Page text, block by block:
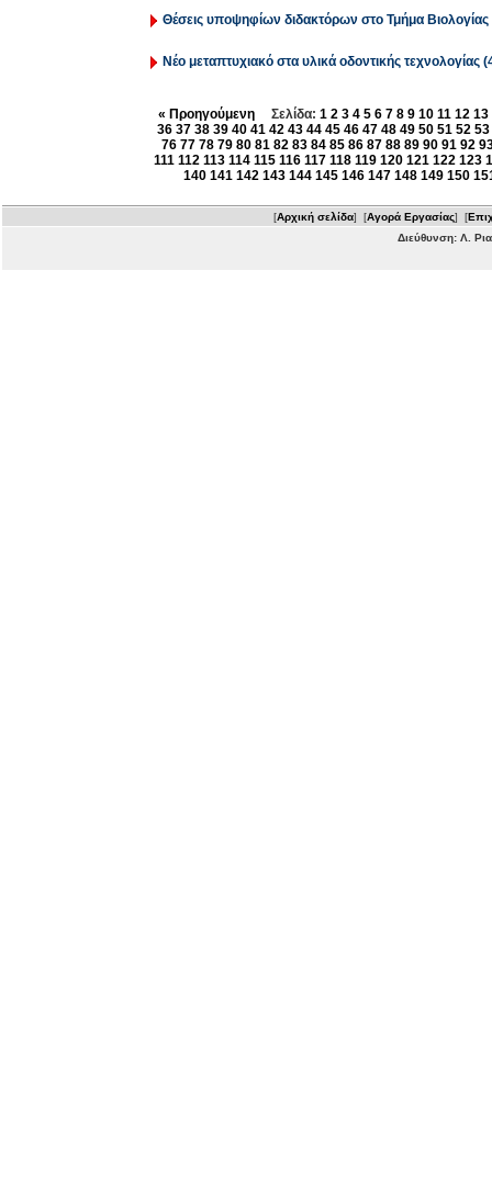
Θέσεις υποψηφίων διδακτόρων στο Τμήμα
Νέο μεταπτυχιακό στα υλικά οδοντικής τεχνολογίας
« ΠροηγούμενηΣελίδα: 1 2 3 4 5 6 7 8 9 10 11 12 13
36 37 38 39 40 41 42 43 44 45 46 47 48 49 50 51 52 53
76 77 78 79 80 81 82 83 84 85 86 87 88 89 90 91 92
111 112 113 114 115 116 117 118 119 120 121 122 123
140 141 142 143 144 145 146 147 148 149 150
[Αρχική σελίδα] [Αγορά Εργασίας] [
Διεύθυνση: Λ.